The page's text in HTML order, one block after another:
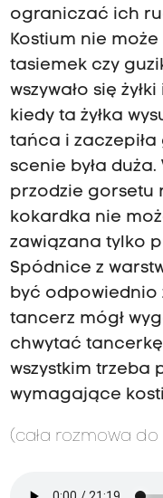
ograniczać ich
Kostium nie
tasiemek czy
wszywało się
kiedy ta żyłka
tańca i zaczepiła
scenie była
przodzie gorsetu
kokardka nie
zawiązana tylko
Spódnice z
być odpowiednio
tancerz mógł
chwytać
wszystkim trzeba
wymagające
(cała rozmowa